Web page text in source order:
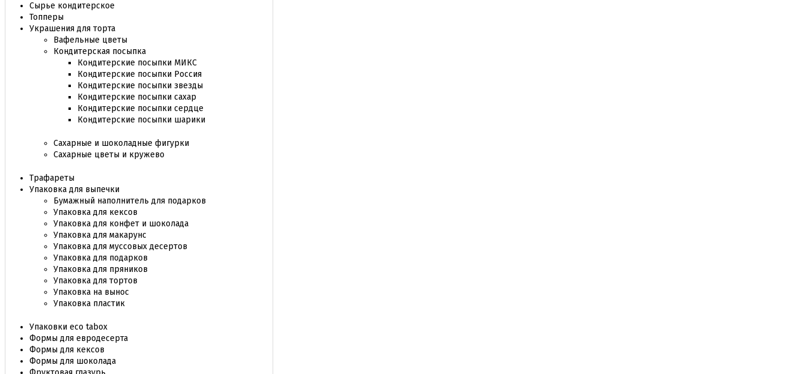
Сырье кондитерское
Топперы
Украшения для торта
Вафельные цветы
Кондитерская посыпка
Кондитерские посыпки МИКС
Кондитерские посыпки Россия
Кондитерские посыпки звезды
Кондитерские посыпки сахар
Кондитерские посыпки сердце
Кондитерские посыпки шарики
Сахарные и шоколадные фигурки
Сахарные цветы и кружево
Трафареты
Упаковка для выпечки
Бумажный наполнитель для подарков
Упаковка для кексов
Упаковка для конфет и шоколада
Упаковка для макарунс
Упаковка для муссовых десертов
Упаковка для подарков
Упаковка для пряников
Упаковка для тортов
Упаковка на вынос
Упаковка пластик
Упаковки eco tabox
Формы для евродесерта
Формы для кексов
Формы для шоколада